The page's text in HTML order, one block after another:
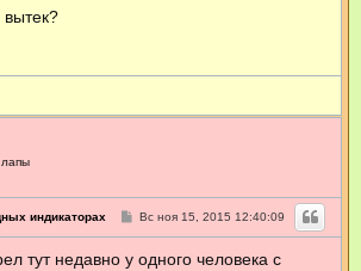
и
вытек?
индикаторах
С
б
Вс ноя 15, 2015 12:40:09
тут недавно у одного человека с